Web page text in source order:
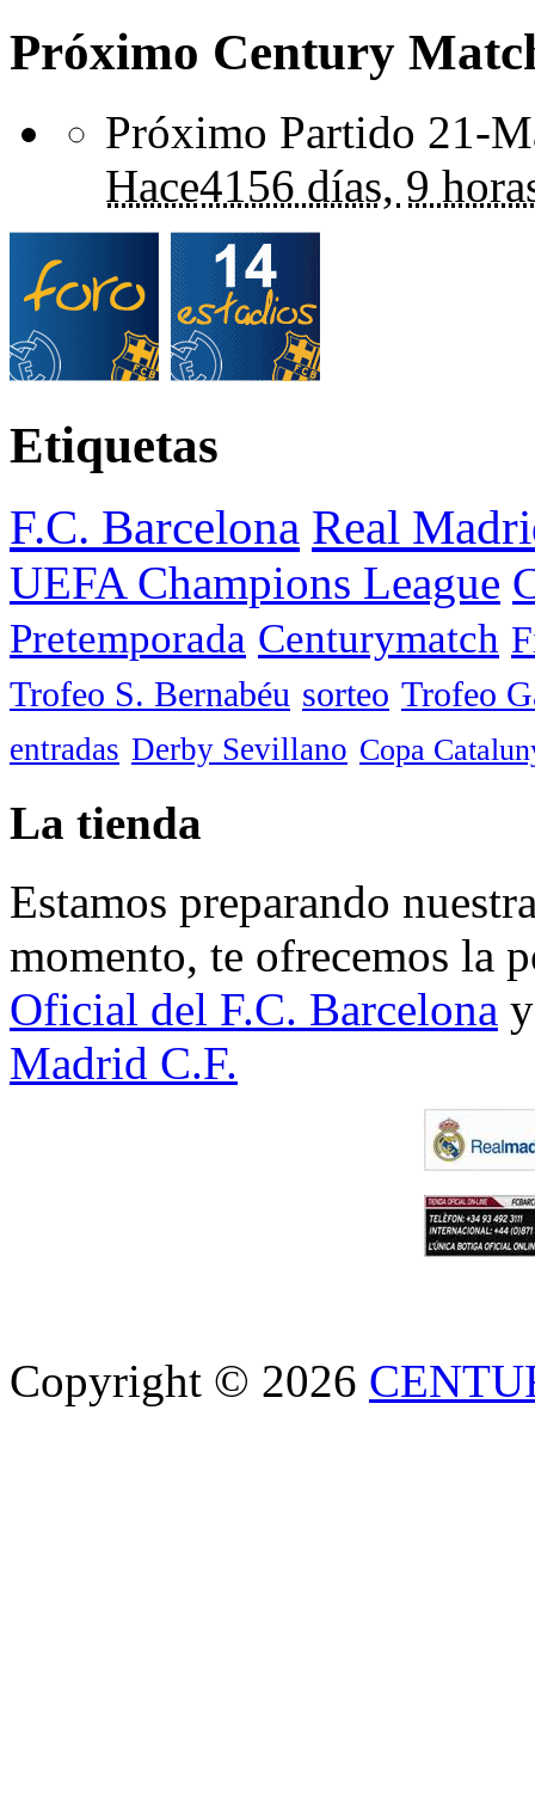
Próximo Century
Próximo Partido 21-
Hace4156 días, 9
Etiquetas
F.C. Barcelona Real
UEFA Champions League
Pretemporada Centurymatch
Trofeo S. Bernabéu sorteo Trofeo
entradas Derby Sevillano Copa
La tienda
Estamos preparando
momento, te ofrecemos la
Oficial del F.C. Barcelona
Madrid C.F.
Copyright © 2026